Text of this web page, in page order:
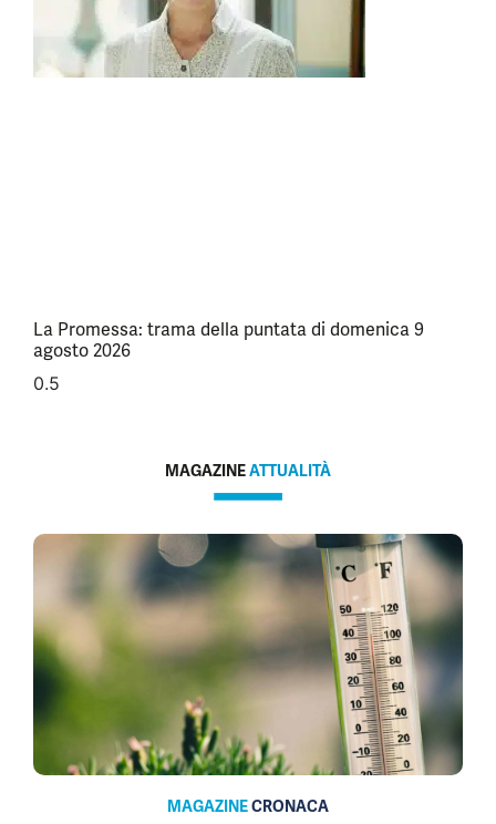
La Promessa: trama della puntata di domenica 9
agosto 2026
MAGAZINEATTUALITÀ
MAGAZINECRONACA